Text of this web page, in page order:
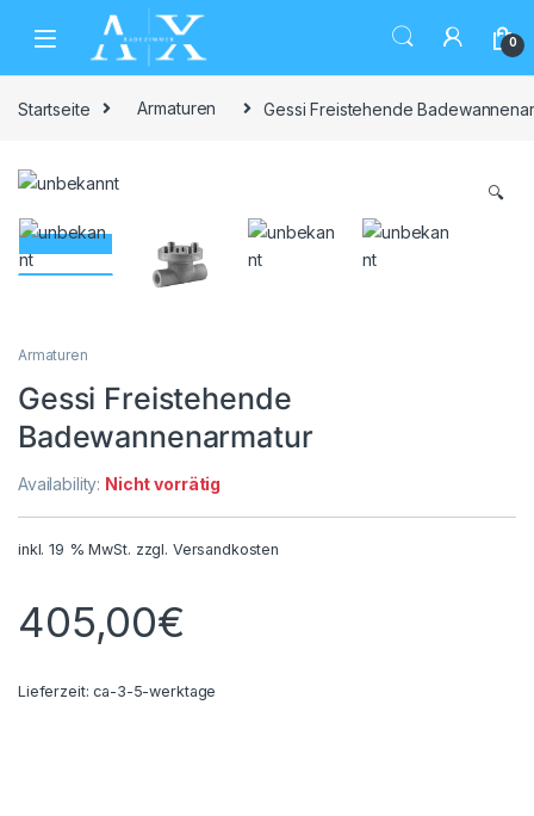
Skip to navigation
Skip to content
0
Startseite Armaturen Gessi Freistehende
🔍
Armaturen
Gessi Freistehende
Badewannenarmatur
Availability: Nicht vorrätig
inkl. 19 % MwSt. zzgl. Versandkosten
405,00€
Lieferzeit:ca-3-5-werktage